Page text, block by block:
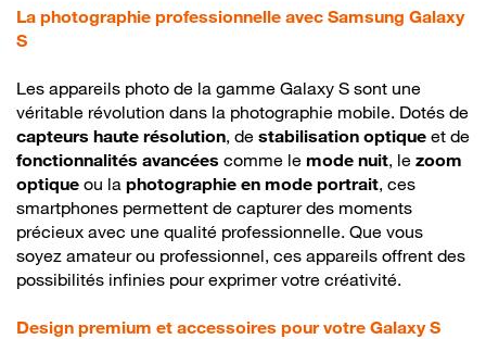
La photographie professionnelle avec Samsung Galaxy
S
Les appareils photo de la gamme Galaxy S sont une
véritable révolution dans la photographie mobile. Dotés de
capteurs haute résolution, de stabilisation optique et de
fonctionnalités avancées comme le mode nuit, le zoom
optique ou la photographie en mode portrait, ces
smartphones permettent de capturer des moments
précieux avec une qualité professionnelle. Que vous
soyez amateur ou professionnel, ces appareils offrent des
possibilités infinies pour exprimer votre créativité.
Design premium et accessoires pour votre Galaxy S